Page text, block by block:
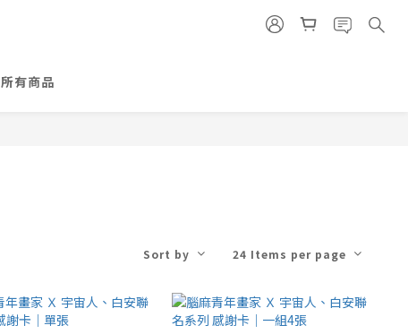
所有商品
Sort by 24 Items per page